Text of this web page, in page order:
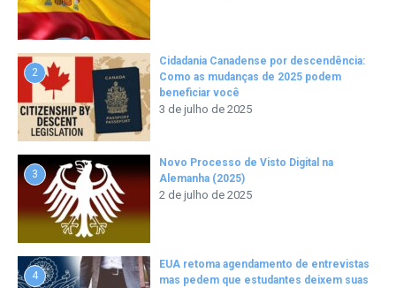
2
Cidadania Canadense por descendência:
Como as mudanças de 2025 podem
beneficiar você
3 de julho de 2025
3
Novo Processo de Visto Digital na
Alemanha (2025)
2 de julho de 2025
4
EUA retoma agendamento de entrevistas
mas pedem que estudantes deixem suas